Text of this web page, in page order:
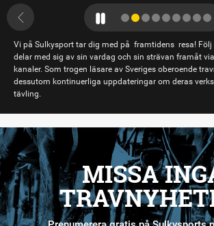
Vi på Sulkysport tar dig med på framtidens resa! Följ
delar med sig av sin vardag och sin strävan framåt
kanaler. Som trogen läsare av Sveriges oberoende
dessutom kontinuerliga uppdateringar om deras
tävling.
MISSA